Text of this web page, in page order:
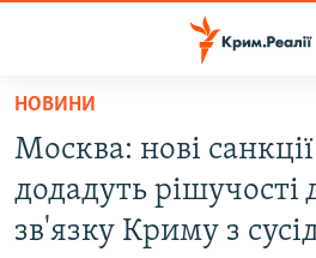
Перейти
основного
матеріалу
Перейти
до
ВІДЕО ТА ФОТО
НОВИНИ
Москва: нові
додадуть рішучості
зв'язку Криму з